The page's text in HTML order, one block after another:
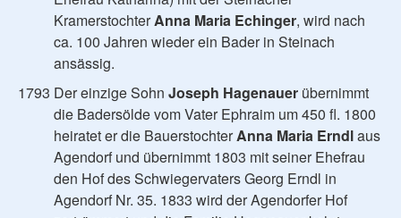
KramerstochterAnna Maria Echinger, wird nach
ca. 100 Jahren wieder ein Bader in Steinach
ansässig.
1793 Der einzige Sohn Joseph Hagenauer übernimmt
die Badersölde vom Vater Ephraim um 450 fl. 1800
heiratet er die BauerstochterAnna Maria Erndlaus
Agendorf und übernimmt 1803 mit seiner Ehefrau
den Hof des Schwiegervaters Georg Erndl in
Agendorf Nr. 35. 1833 wird der Agendorfer Hof